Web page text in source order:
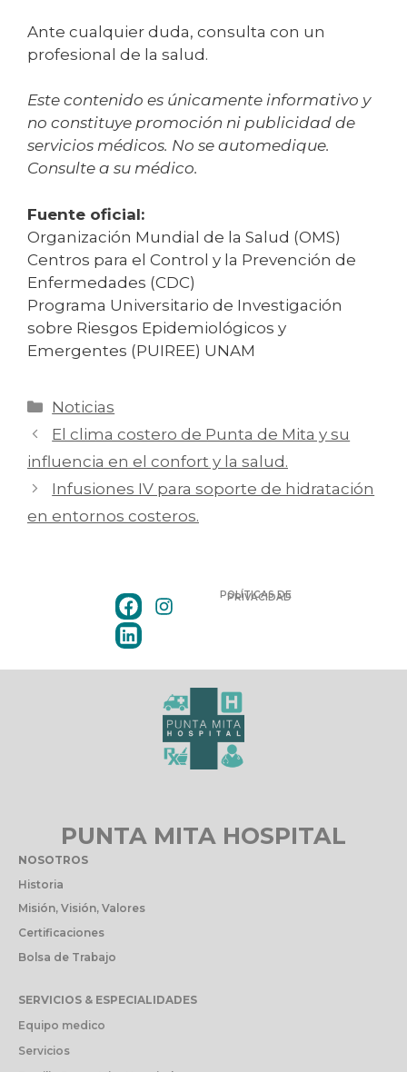
Ante cualquier duda, consulta con un
profesional de la salud.
Este contenido es únicamente informativo y
no constituye promoción ni publicidad de
servicios médicos. No se automedique.
Consulte a su médico.
Fuente oficial:
Organización Mundial de la Salud (OMS)
Centros para el Control y la Prevención de
Enfermedades (CDC)
Programa Universitario de Investigación
sobre Riesgos Epidemiológicos y
Emergentes (PUIREE) UNAM
Noticias
El clima costero de Punta de Mita y su
influencia en el confort y la salud.
Infusiones IV para soporte de hidratación
en entornos costeros.
POLÍTICAS DE
PRIVACIDAD
PUNTA MITA HOSPITAL
NOSOTROS
Historia
Misión, Visión, Valores
Certificaciones
Bolsa de Trabajo
SERVICIOS & ESPECIALIDADES
Equipo medico
Servicios